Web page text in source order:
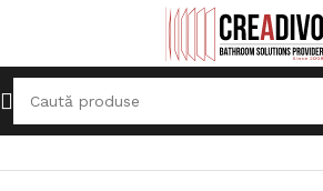
Prima pagină Cabine de duş Paravan